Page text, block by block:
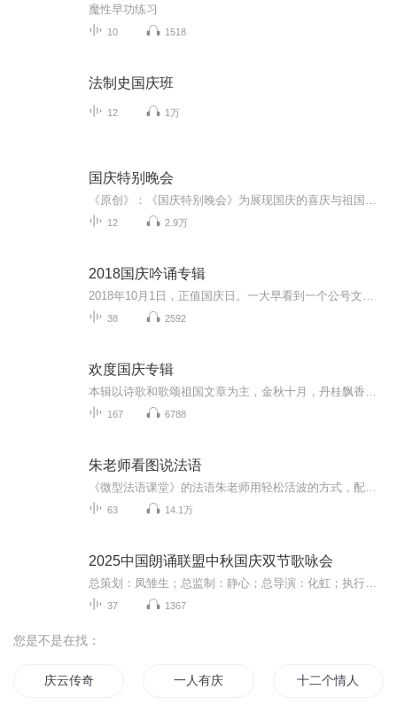
魔性早功练习
10 1518
法制史国庆班
12 1万
国庆特别晚会
12 2.9万
2018国庆吟诵专辑
38 2592
欢度国庆专辑
167 6788
朱老师看图说法语
63 14.1万
2025中国朗诵联盟中秋国庆双节歌咏会
37 1367
您是不是在找：
庆云传奇 一人有庆 十二个情人节